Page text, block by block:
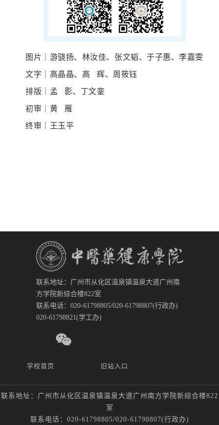
图片｜游骁扬、林汝佳、张文韬、于子惠、李嘉雯
文字｜高晶晶、高 辉、周筱钰
排版｜孟 影、丁文銮
初审｜黄 雁
终审｜王玉平
联系地址：广州市从化区温泉镇温泉大道广州南
方学院新综合楼822室
联系电话：020-61798805/020-61798807(行政办)
020-61798821(学工办)
学校首页 旧站入口
联系地址：广州市从化区温泉镇温泉大道广州南方学院新综合楼822
室
联系电话：020-61798805/020-61798807(行政办)